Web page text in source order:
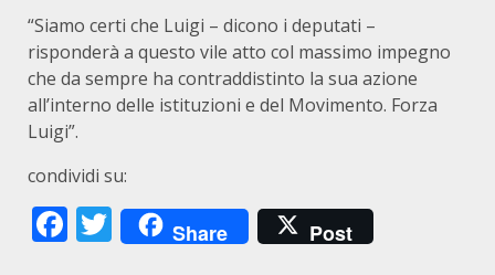
“Siamo certi che Luigi – dicono i deputati –
risponderà a questo vile atto col massimo impegno
che da sempre ha contraddistinto la sua azione
all’interno delle istituzioni e del Movimento. Forza
Luigi”.
condividi su:
Facebook
Twitter
Share Post